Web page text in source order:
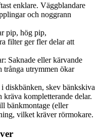
enklare. Väggblandare
och noggrann
pip, hög pip,
filter ger fler delar att
Saknade eller kärvande
trånga utrymmen ökar
diskbänken, skev bänkskiva
kompletterande delar.
bänkmontage (eller
vilket kräver rörmokare.